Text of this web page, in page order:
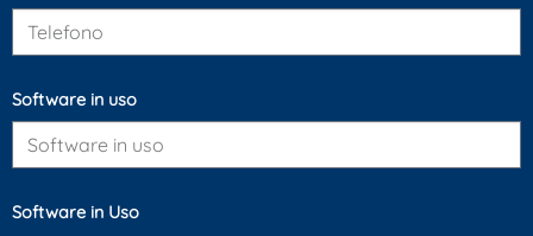
Software in uso
Software in Uso